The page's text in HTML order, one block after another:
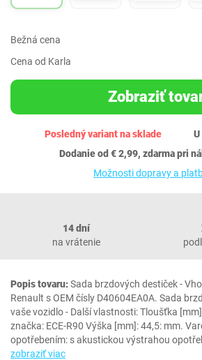
Bežná cena
Cena od Karla
Zobraziť
Posledný variant na sklade
Dodanie od € 2,99, zdarma pri
Možnosti dopravy a
14 dní
na vrátenie
Popis tovaru:Sada brzdových destiček -
Renault s OEM čísly D40604EA0A. Sada
vaše vozidlo - Další vlastnosti: Tloušťka
značka: ECE-R90 Výška [mm]: 44,5: mm.
opotřebením: s akustickou výstrahou
zobraziť viac